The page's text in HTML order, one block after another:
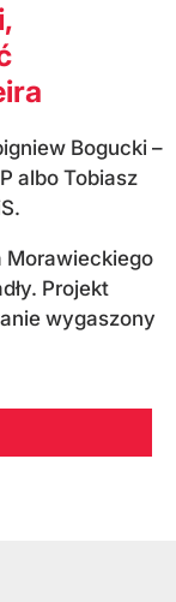
Bogucki –
albo Tobiasz
Morawieckiego
Projekt
wygaszony